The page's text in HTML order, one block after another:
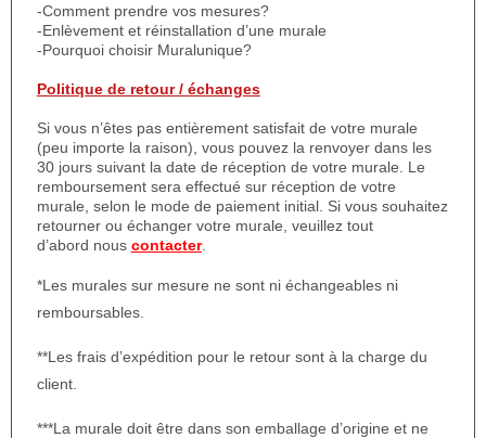
-Comment prendre vos mesures?
-Enlèvement et réinstallation d’une murale
-Pourquoi choisir Muralunique?
Politique de retour / échanges
Si vous n’êtes pas entièrement satisfait de votre murale
(peu importe la raison), vous pouvez la renvoyer dans les
30 jours suivant la date de réception de votre murale. Le
remboursement sera effectué sur réception de votre
murale, selon le mode de paiement initial. Si vous souhaitez
retourner ou échanger votre murale, veuillez tout
d’abord nous contacter.
*Les murales sur mesure ne sont ni échangeables ni
remboursables.
**Les frais d’expédition pour le retour sont à la charge du
client.
***La murale doit être dans son emballage d’origine et ne